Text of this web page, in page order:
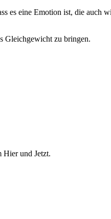
es eine Emotion ist, die auch
Gleichgewicht zu bringen.
Hier und Jetzt.